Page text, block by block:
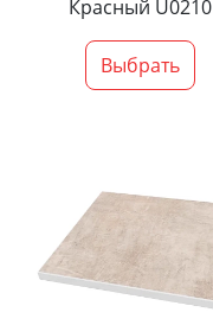
Красный U0210
Выбрать